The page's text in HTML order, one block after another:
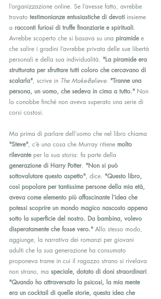
l’organizzazione online. Se l’avesse fatto, avrebbe
trovato testimonianze entusiastiche di devoti insieme
a racconti furiosi di truffe finanziarie e spirituali.
Avrebbe scoperto che si basava su una piramide e
che salire i gradini l’avrebbe privata delle sue libertà
personali e della sua individualità. "La piramide era
strutturata per sfruttare tutti coloro che cercavano di
scalarla", scrive in The Make-Believe. "Tranne una
persona, un uomo, che sedeva in cima a tutto." Non
lo conobbe finché non aveva superato una serie di
corsi costosi.
Ma prima di parlare dell’uomo che nel libro chiama
"Steve", c’è una cosa che Murray ritiene molto
rilevante per la sua storia: fa parte della
generazione di Harry Potter. "Non si può
sottovalutare questo aspetto", dice. "Questo libro,
così popolare per tantissime persone della mia età,
aveva come elemento più affascinante l’idea che
potessi scoprire un mondo magico nascosto appena
sotto la superficie del nostro. Da bambina, volevo
disperatamente che fosse vero." Allo stesso modo,
aggiunge, la narrativa dei romanzi per giovani
adulti che la sua generazione ha consumato
proponeva trame in cui il ragazzo strano si rivelava
non strano, ma speciale, dotato di doni straordinari.
"Quando ho attraversato la psicosi, la mia mente
era un cocktail di quelle storie, questa idea che